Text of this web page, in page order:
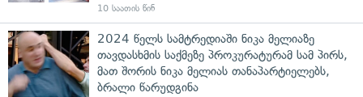
10 საათის წინ
2024 წელს სამტრედიაში ნიკა მელიაზე
თავდასხმის საქმეზე პროკურატურამ სამ პირს,
მათ შორის ნიკა მელიას თანაპარტიელებს,
ბრალი წარუდგინა